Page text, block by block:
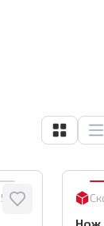
50575